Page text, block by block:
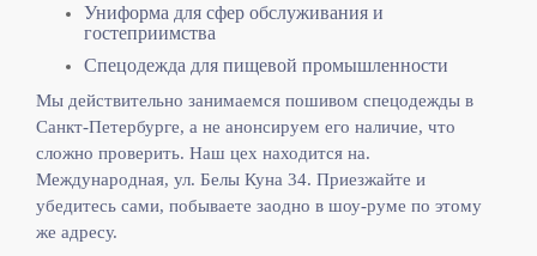
Униформа для сфер обслуживания и
гостеприимства
Спецодежда для пищевой промышленности
Мы действительно занимаемся пошивом спецодежды в
Санкт-Петербурге, а не анонсируем его наличие, что
сложно проверить. Наш цех находится на.
Международная, ул. Белы Куна 34. Приезжайте и
убедитесь сами, побываете заодно в шоу-руме по этому
же адресу.